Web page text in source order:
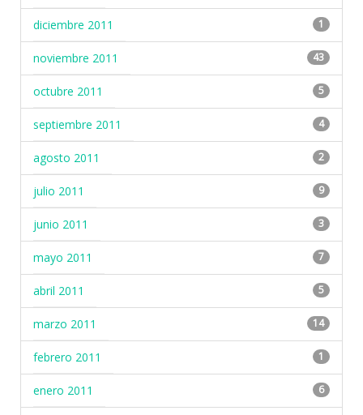
diciembre 2011 1
noviembre 2011 43
octubre 2011 5
septiembre 2011 4
agosto 2011 2
julio 2011 9
junio 2011 3
mayo 2011 7
abril 2011 5
marzo 2011 14
febrero 2011 1
enero 2011 6